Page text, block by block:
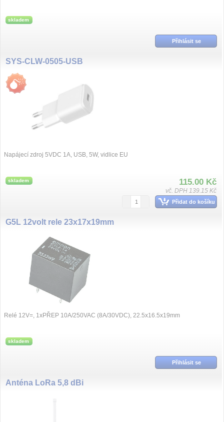
skladem
Přihlásit se
SYS-CLW-0505-USB
Napájecí zdroj 5VDC 1A, USB, 5W, vidlice EU
skladem 115.00 Kč
vč. DPH 139.15 Kč
Přidat do košíku
G5L 12volt rele 23x17x19mm
Relé 12V=, 1xPŘEP 10A/250VAC (8A/30VDC), 22.5x16.5x19mm
skladem
Přihlásit se
Anténa LoRa 5,8 dBi